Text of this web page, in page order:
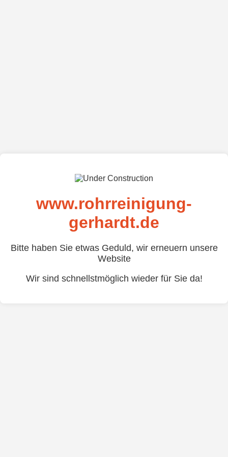
www.rohrreinigung-
gerhardt.de
Bitte haben Sie etwas Geduld, wir erneuern unsere
Website
Wir sind schnellstmöglich wieder für Sie da!